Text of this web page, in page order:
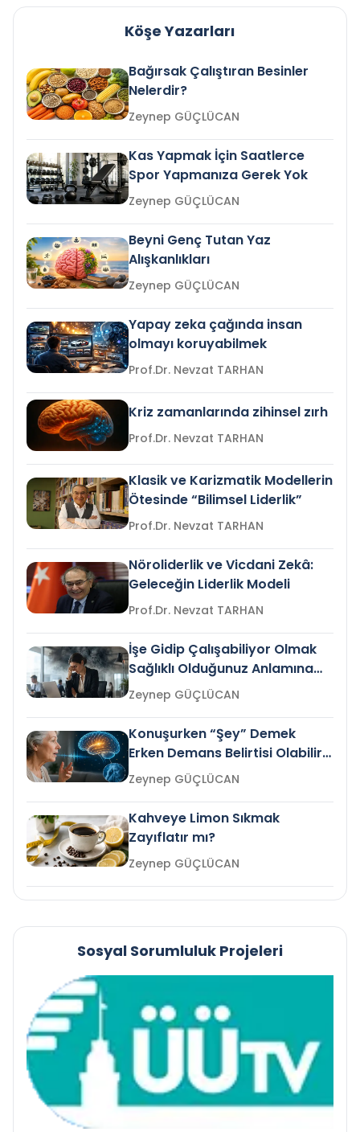
Köşe Yazarları
Bağırsak Çalıştıran Besinler
Nelerdir?
Zeynep GÜÇLÜCAN
Kas Yapmak İçin Saatlerce
Spor Yapmanıza Gerek Yok
Zeynep GÜÇLÜCAN
Beyni Genç Tutan Yaz
Alışkanlıkları
Zeynep GÜÇLÜCAN
Yapay zeka çağında insan
olmayı koruyabilmek
Prof.Dr. Nevzat TARHAN
Kriz zamanlarında zihinsel zırh
Prof.Dr. Nevzat TARHAN
Klasik ve Karizmatik Modellerin
Ötesinde “Bilimsel Liderlik”
Prof.Dr. Nevzat TARHAN
Nöroliderlik ve Vicdani Zekâ:
Geleceğin Liderlik Modeli
Prof.Dr. Nevzat TARHAN
İşe Gidip Çalışabiliyor Olmak
Sağlıklı Olduğunuz Anlamına
Gelir mi?Zeynep GÜÇLÜCAN
Konuşurken “Şey” Demek
Erken Demans Belirtisi Olabilir
mi?
Zeynep GÜÇLÜCAN
Kahveye Limon Sıkmak
Zayıflatır mı?
Zeynep GÜÇLÜCAN
Sosyal Sorumluluk Projeleri